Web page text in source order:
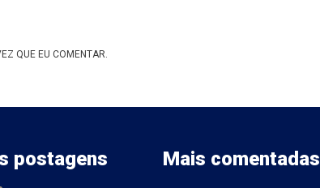
QUE EU COMENTAR.
postagens Mais comentadas